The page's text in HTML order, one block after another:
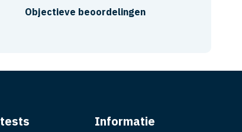
Objectieve beoordelingen
Informatie